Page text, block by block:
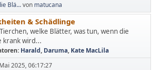
Blä...von matucana
& Schädlinge
welke Blätter, was tun, wenn die
krank wird...
Harald, Daruma, Kate MacLila
2025, 06:17:27